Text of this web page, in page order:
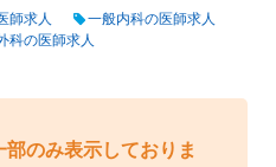
師求人
一般内科の医師求人
科の医師求人
部のみ表示しておりま